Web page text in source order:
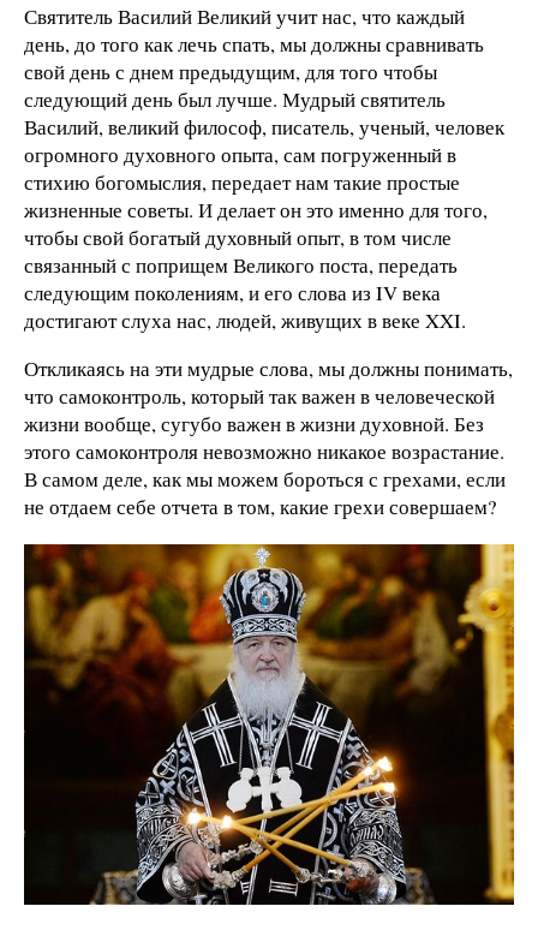
Святитель Василий Великий учит нас, что каждый
день, до того как лечь спать, мы должны сравнивать
свой день с днем предыдущим, для того чтобы
следующий день был лучше. Мудрый святитель
Василий, великий философ, писатель, ученый, человек
огромного духовного опыта, сам погруженный в
стихию богомыслия, передает нам такие простые
жизненные советы. И делает он это именно для того,
чтобы свой богатый духовный опыт, в том числе
связанный с поприщем Великого поста, передать
следующим поколениям, и его слова из IV века
достигают слуха нас, людей, живущих в веке XXI.
Откликаясь на эти мудрые слова, мы должны понимать,
что самоконтроль, который так важен в человеческой
жизни вообще, сугубо важен в жизни духовной. Без
этого самоконтроля невозможно никакое возрастание.
В самом деле, как мы можем бороться с грехами, если
не отдаем себе отчета в том, какие грехи совершаем?